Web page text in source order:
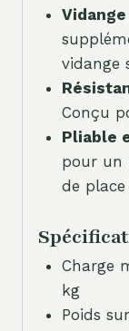
vidange
Conçu
Pliable
pour un
de place
Charge
kg
Poids